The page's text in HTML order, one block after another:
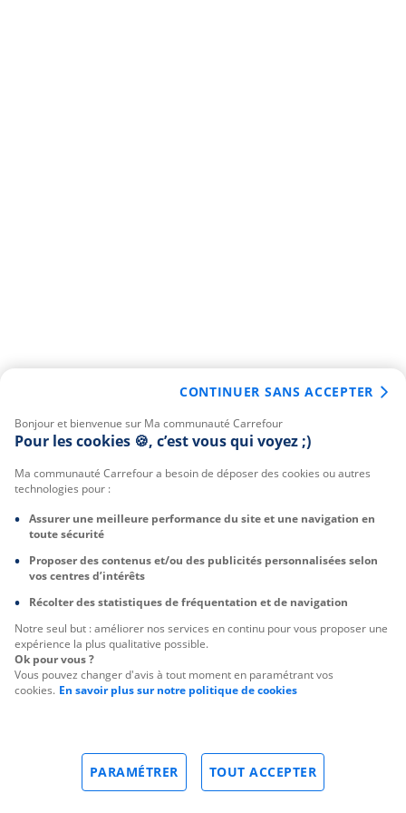
Bonjour et bienvenue sur Ma communauté Carrefour
Pour les cookies 🍪, c’est vous qui voyez ;)
Ma communauté Carrefour a besoin de déposer des cookies ou autres
technologies pour :
Assurer une meilleure performance du site et une navigation en
toute sécurité
Proposer des contenus et/ou des publicités personnalisées selon
vos centres d’intérêts
Récolter des statistiques de fréquentation et de navigation
Notre seul but : améliorer nos services en continu pour vous proposer une
expérience la plus qualitative possible.
Ok pour vous ?
Vous pouvez changer d'avis à tout moment en paramétrant vos
cookies. En savoir plus sur notre politique de cookies
TOUT ACCEPTER
PARAMÉTRER
CONTINUER SANS ACCEPTER